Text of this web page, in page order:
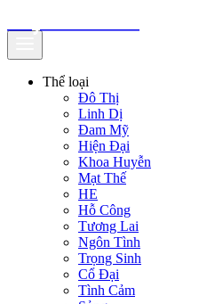
Thể loại
Đô Thị
Linh Dị
Đam Mỹ
Hiện Đại
Khoa Huyễn
Mạt Thế
HE
Hỗ Công
Tương Lai
Ngôn Tình
Trọng Sinh
Cổ Đại
Tình Cảm